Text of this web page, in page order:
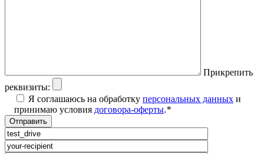
Прикрепить
реквизиты:
Я соглашаюсь на обработку персональных данных и
принимаю условия договора-оферты.*